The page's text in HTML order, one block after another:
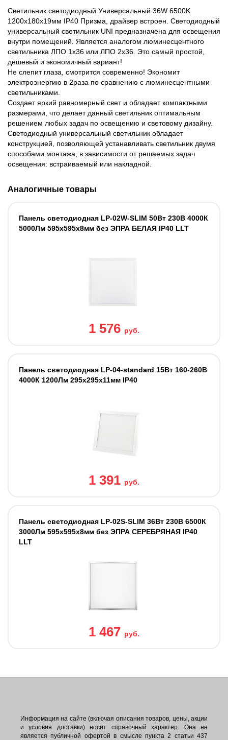
Светильник светодиодный Универсальный 36W 6500K
1200х180х19мм IP40 Призма, драйвер встроен. Светодиодный
универсальный светильник UNI предназначена для освещения
внутри помещений. Является аналогом люминесцентного
светильника ЛПО 1х36 или ЛПО 2х36. Это самый простой,
дешевый и экономичный вариант!
Не слепит глаза, смотрится современно! Экономит
электроэнергию в 2раза по сравнению с люминесцентными
светильниками.
Создает яркий равномерный свет и обладает компактными
размерами, что делает данный светильник оптимальным
решением любых задач по освещению и световому дизайну.
Светодиодный универсальный светильник обладает
конструкцией, позволяющей устанавливать светильник двумя
способами монтажа, в зависимости от решаемых задач
освещения: встраиваемый или накладной.
Аналогичные товары
Панель светодиодная LP-02W-SLIM 50Вт 230В 4000К
5000Лм 595х595х8мм без ЭПРА БЕЛАЯ IP40 LLT
1 576 руб.
Панель светодиодная LP-04-standard 15Вт 160-260В
4000К 1200Лм 295х295х11мм IP40
1 391 руб.
Панель светодиодная LP-02S-SLIM 36Вт 230В 6500К
3000Лм 595х595х8мм без ЭПРА СЕРЕБРЯНАЯ IP40
LLT
1 467 руб.
Информация на сайте (включая описания товаров, цены, акции
и условия доставки) носит справочный характер. Она не
является публичной офертой в смысле пункта 2 статьи 437